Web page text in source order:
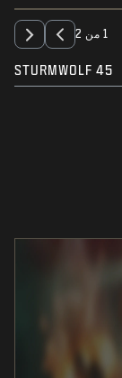
1 من 2
STURMWOLF 45